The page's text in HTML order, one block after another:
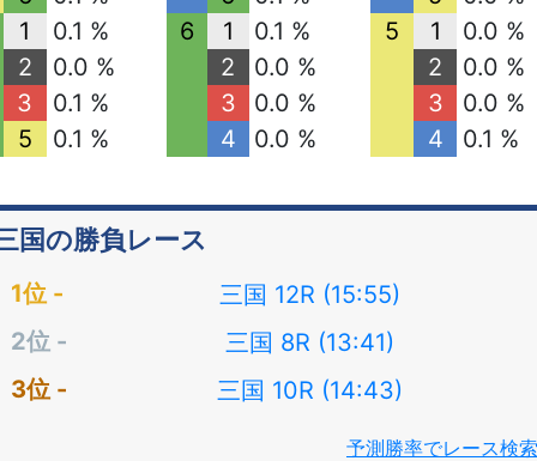
1
0.1 %
2
0.0 %
3
0.1 %
5
0.1 %
6
1
0.1 %
2
0.0 %
3
0.0 %
4
0.0 %
5
1
0.0 %
2
0.0 %
3
0.0 %
4
0.1 %
国の勝負レース
三国 12R (15:55)
三国 8R (13:41)
三国 10R (14:43)
予測勝率でレース検索